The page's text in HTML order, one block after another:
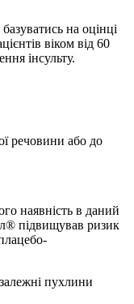
на оцінці
віком від 60
інсульту.
речовини або до
наявність в даний
підвищував ризик
пухлини